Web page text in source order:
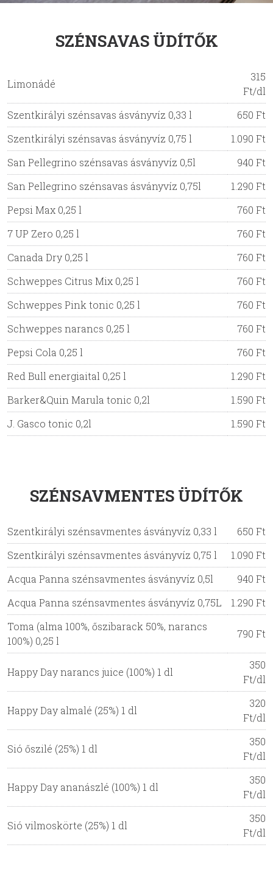
SZÉNSAVAS ÜDÍTŐK
Limonádé
315
Ft/dl
Szentkirályi szénsavas ásványvíz 0,33 l
650 Ft
Szentkirályi szénsavas ásványvíz 0,75 l
1.090 Ft
San Pellegrino szénsavas ásványvíz 0,5l
940 Ft
San Pellegrino szénsavas ásványvíz 0,75l
1.290 Ft
Pepsi Max 0,25 l
760 Ft
7 UP Zero 0,25 l
760 Ft
Canada Dry 0,25 l
760 Ft
Schweppes Citrus Mix 0,25 l
760 Ft
Schweppes Pink tonic 0,25 l
760 Ft
Schweppes narancs 0,25 l
760 Ft
Pepsi Cola 0,25 l
760 Ft
Red Bull energiaital 0,25 l
1.290 Ft
Barker&Quin Marula tonic 0,2l
1.590 Ft
J. Gasco tonic 0,2l
1.590 Ft
SZÉNSAVMENTES ÜDÍTŐK
Szentkirályi szénsavmentes ásványvíz 0,33 l
650 Ft
Szentkirályi szénsavmentes ásványvíz 0,75 l
1.090 Ft
Acqua Panna szénsavmentes ásványvíz 0,5l
940 Ft
Acqua Panna szénsavmentes ásványvíz 0,75L
1.290 Ft
Toma (alma 100%, őszibarack 50%, narancs
100%) 0,25 l
790 Ft
Happy Day narancs juice (100%) 1 dl
350
Ft/dl
Happy Day almalé (25%) 1 dl
320
Ft/dl
Sió őszilé (25%) 1 dl
350
Ft/dl
Happy Day ananászlé (100%) 1 dl
350
Ft/dl
Sió vilmoskörte (25%) 1 dl
350
Ft/dl